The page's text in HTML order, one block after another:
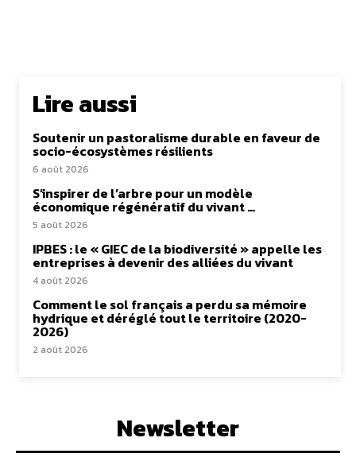
Lire aussi
Soutenir un pastoralisme durable en faveur de
socio-écosystèmes résilients
6 août 2026
S’inspirer de l’arbre pour un modèle
économique régénératif du vivant …
5 août 2026
IPBES : le « GIEC de la biodiversité » appelle les
entreprises à devenir des alliées du vivant
4 août 2026
Comment le sol français a perdu sa mémoire
hydrique et déréglé tout le territoire (2020-
2026)
2 août 2026
Newsletter